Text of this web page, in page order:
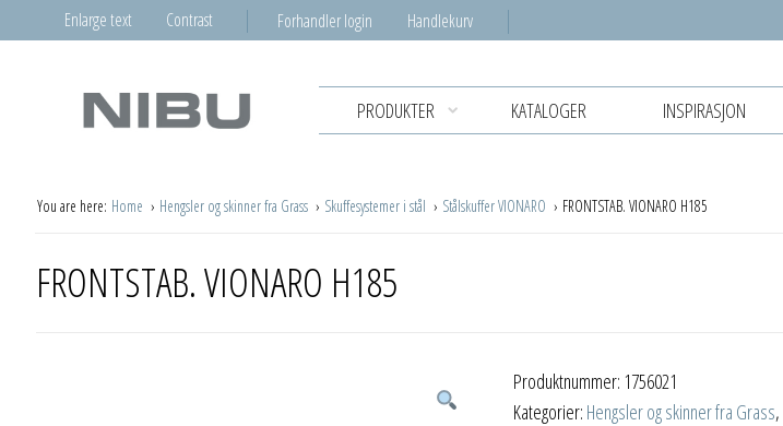
Enlarge text Contrast Forhandler login Handlekurv
PRODUKTER KATALOGER INSPIRASJON
You are here: Home Hengsler og skinner fra Grass Skuffesystemer i stål Stålskuffer VIONARO FRONTSTAB. VIONARO H185
FRONTSTAB. VIONARO H185
Produktnummer: 1756021
Kategorier: Hengsler og skinner fra Grass,